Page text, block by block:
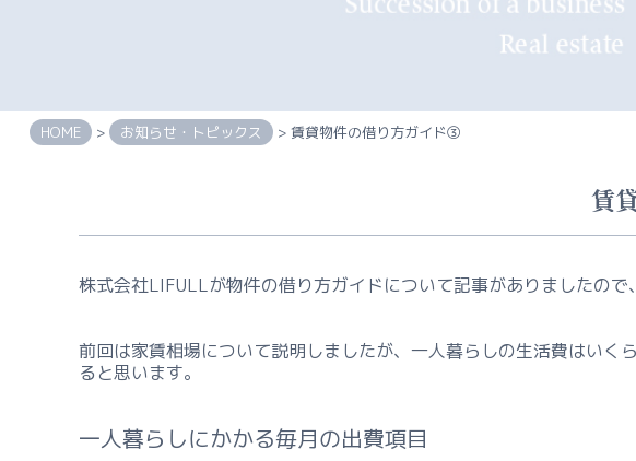
HOME > お知らせ・トピックス > 賃貸物件の借り方ガイド③
賃
株式会社LIFULLが物件の借り方ガイドについて記事がありましたので
前回は家賃相場について説明しましたが、一人暮らしの生活費はい
ると思います。
一人暮らしにかかる毎月の出費項目